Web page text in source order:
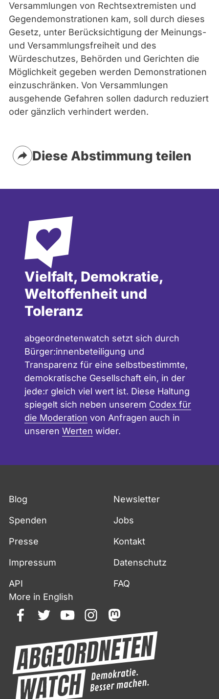
Versammlungen von Rechtsextremisten und
Gegendemonstrationen kam, soll durch dieses
Gesetz, unter Berücksichtigung der Meinungs-
und Versammlungsfreiheit und des
Würdeschutzes, Behörden und Gerichten die
Möglichkeit gegeben werden Demonstrationen
einzuschränken. Von Versammlungen
ausgehende Gefahren sollen dadurch reduziert
oder gänzlich verhindert werden.
Diese Abstimmung teilen
Vielfalt, Demokratie,
Weltoffenheit und
Toleranz
abgeordnetenwatch setzt sich durch
Bürger:innenbeteiligung und
Transparenz für eine selbstbestimmte,
demokratische Gesellschaft ein, in der
jede:r gleich viel wert ist. Diese Haltung
spiegelt sich neben unserem Codex für
die Moderation von Anfragen auch in
unseren Werten wider.
Blog Newsletter
Spenden Jobs
Presse Kontakt
Impressum Datenschutz
API
FAQ
More in English
facebooktwitteryoutubeinstagrammastodon